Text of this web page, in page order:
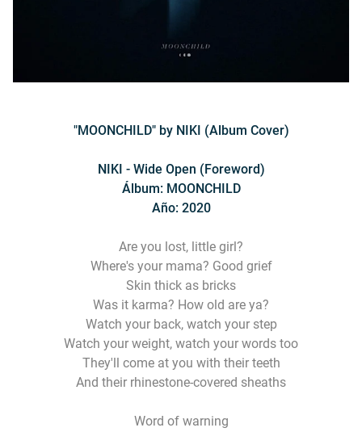
"MOONCHILD" by NIKI (Album Cover)
NIKI - Wide Open (Foreword)
Álbum: MOONCHILD
Año: 2020
Are you lost, little girl?
Where's your mama? Good grief
Skin thick as bricks
Was it karma? How old are ya?
Watch your back, watch your step
Watch your weight, watch your words too
They'll come at you with their teeth
And their rhinestone-covered sheaths
Word of warning